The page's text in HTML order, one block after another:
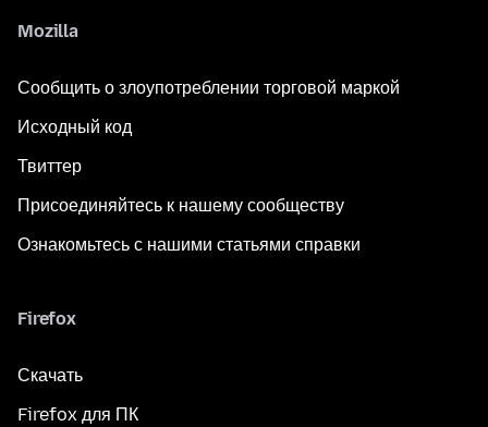
Mozilla
Сообщить о злоупотреблении торговой маркой
Исходный код
Твиттер
Присоединяйтесь к нашему сообществу
Ознакомьтесь с нашими статьями справки
Firefox
Скачать
Firefox для ПК